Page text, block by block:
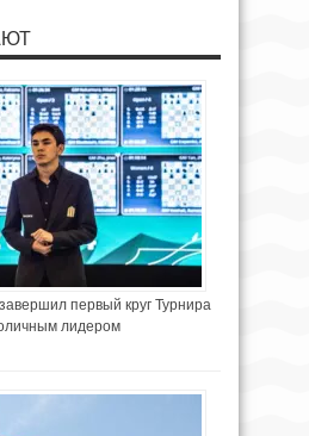
первый круг Турнира
лидером